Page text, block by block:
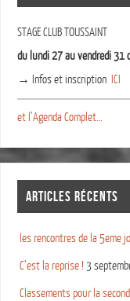
STAGE CLUB TOUSSAINT
du lundi 27 au vendredi 31
→ Infos et inscription ICI
et l’Agenda Complet…
ARTICLES RÉCENTS
les rencontres de la 5eme
C’est la reprise ! 3
Classements pour la